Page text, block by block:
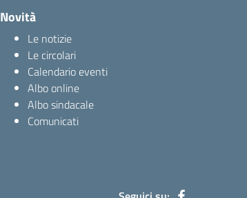
Novità
Le notizie
Le circolari
Calendario eventi
Albo online
Albo sindacale
Comunicati